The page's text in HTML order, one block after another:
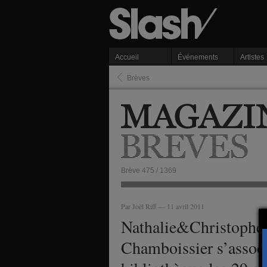
Accueil Événements Artistes
Brèves
Brève 475 / 1369
Par Joël Riff — 11 avril 2011
Chamboissier